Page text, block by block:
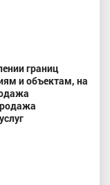
границ
и объектам, на